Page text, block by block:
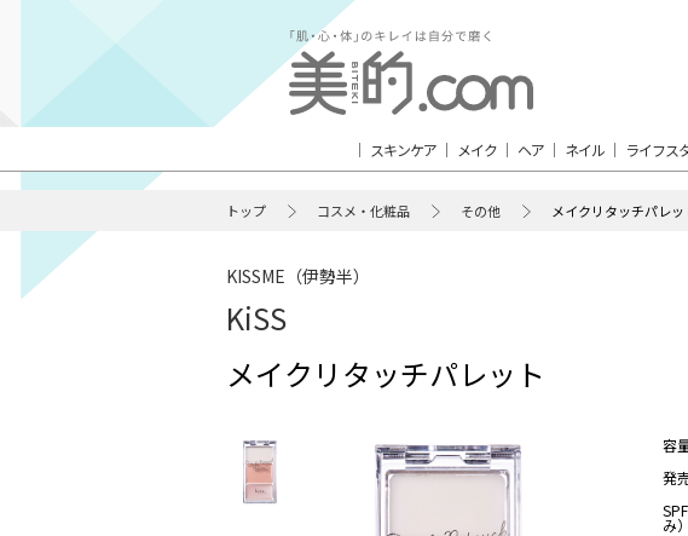
スキンケア メイク ヘア ネイル ライフス
トップ コスメ・化粧品 その他 メイクリタッチパレッ
KISSME（伊勢半）
KiSS
メイクリタッチパレット
容
発
み）